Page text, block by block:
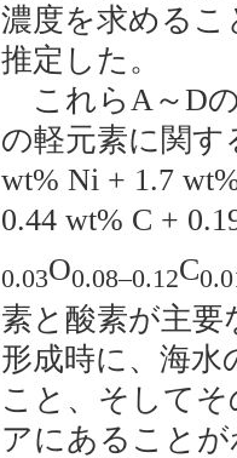
濃度を求めるこ
推定した。
これらA～D
の軽元素に関す
wt% Ni + 1.7
0.44 wt% C +
0.03O0.08–0.12C
素と酸素が主
形成時に、海水
こと、そして
アにあること